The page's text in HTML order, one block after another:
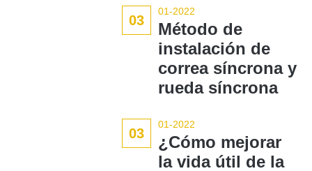
03
01-2022
Método de
instalación de
correa síncrona y
rueda síncrona
03
01-2022
¿Cómo mejorar
la vida útil de la